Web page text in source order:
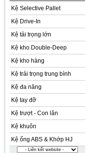
Kệ Selective Pallet
Kệ Drive-In
Kệ tải trọng lớn
Kệ kho Double-Deep
Kệ kho hàng
Kệ trải trọng trung bình
Kệ đa năng
Kệ tay đỡ
Kệ trượt - Con lăn
Kệ khuôn
Kệ ống ABS & Khớp HJ